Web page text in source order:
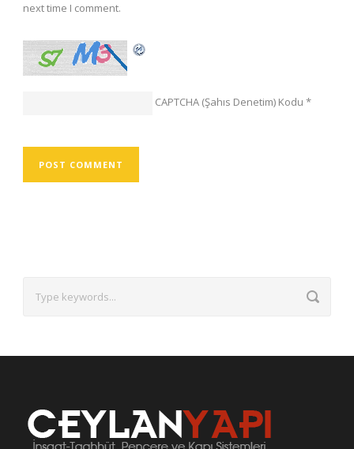
next time I comment.
CAPTCHA (Şahıs Denetim) Kodu *